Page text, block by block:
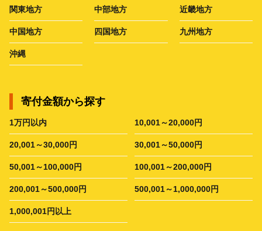
関東地方 中部地方 近畿地方
中国地方 四国地方 九州地方
沖縄
寄付金額から探す
1万円以内 10,001～20,000円
20,001～30,000円 30,001～50,000円
50,001～100,000円 100,001～200,000円
200,001～500,000円 500,001～1,000,000円
1,000,001円以上